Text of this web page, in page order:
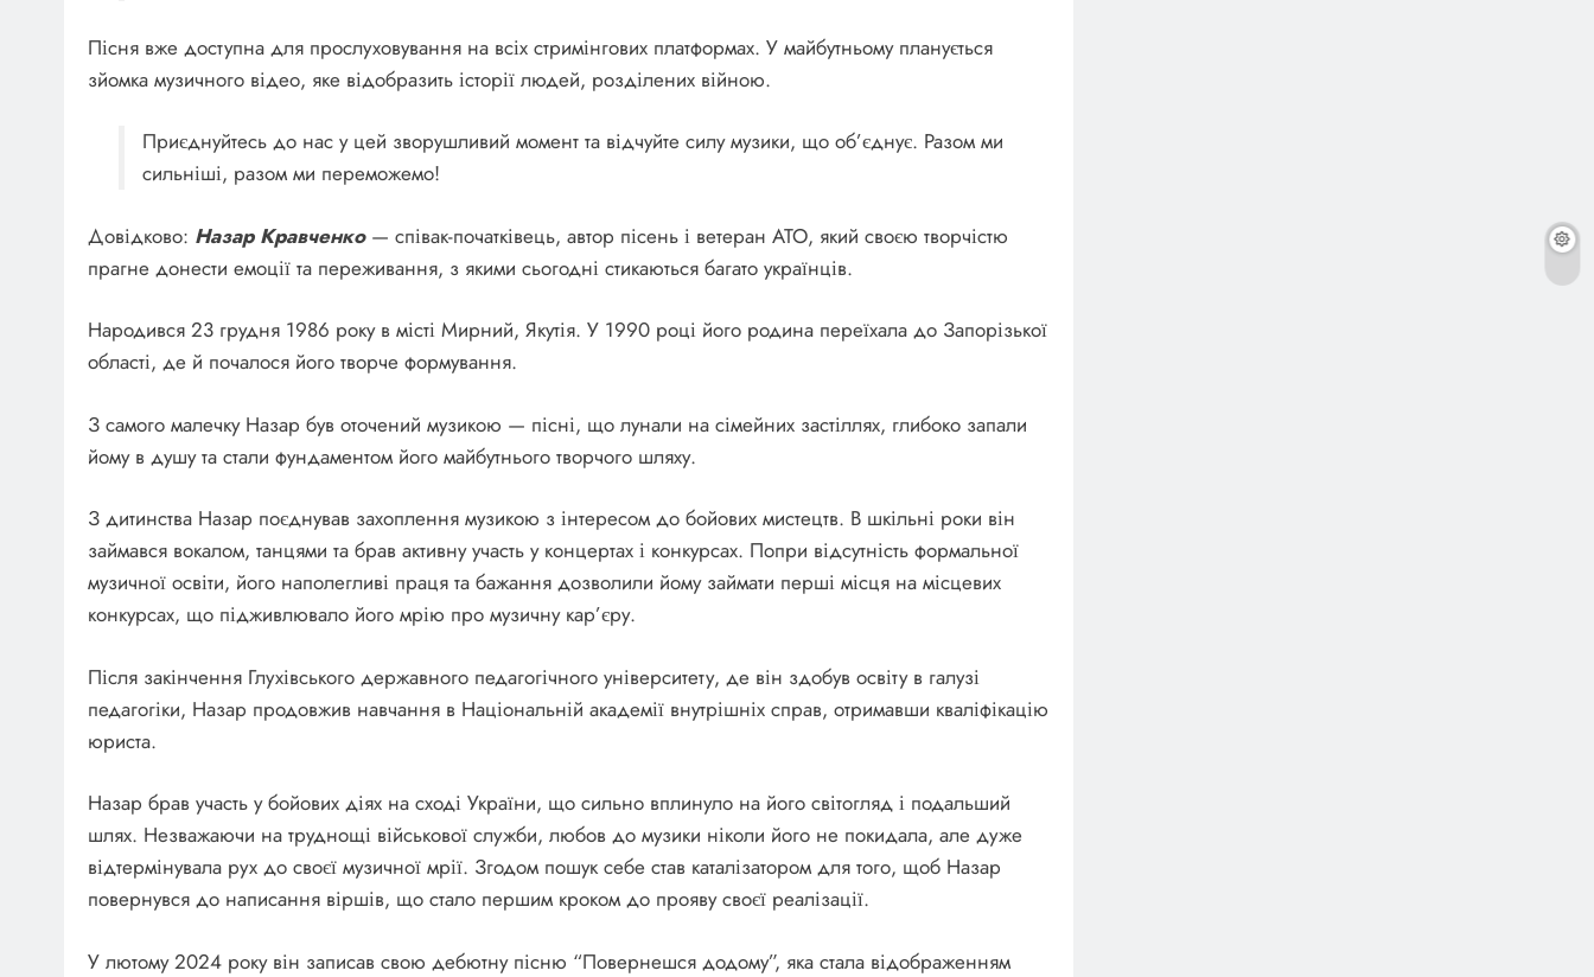
Пісня вже доступна для прослуховування на всіх стримінгових платформах. У майбутньому планується
зйомка музичного відео, яке відобразить історії людей, розділених війною.
Приєднуйтесь до нас у цей зворушливий момент та відчуйте силу музики, що об’єднує. Разом ми
сильніші, разом ми переможемо!
Довідково: Назар Кравченко— співак-початківець, автор пісень і ветеран АТО, який своєю творчістю
прагне донести емоції та переживання, з якими сьогодні стикаються багато українців.
Народився 23 грудня 1986 року в місті Мирний, Якутія. У 1990 році його родина переїхала до Запорізької
області, де й почалося його творче формування.
З самого малечку Назар був оточений музикою — пісні, що лунали на сімейних застіллях, глибоко запали
йому в душу та стали фундаментом його майбутнього творчого шляху.
З дитинства Назар поєднував захоплення музикою з інтересом до бойових мистецтв. В шкільні роки він
займався вокалом, танцями та брав активну участь у концертах і конкурсах. Попри відсутність формальної
музичної освіти, його наполегливі праця та бажання дозволили йому займати перші місця на місцевих
конкурсах, що підживлювало його мрію про музичну кар’єру.
Після закінчення Глухівського державного педагогічного університету, де він здобув освіту в галузі
педагогіки, Назар продовжив навчання в Національній академії внутрішніх справ, отримавши кваліфікацію
юриста.
Назар брав участь у бойових діях на сході України, що сильно вплинуло на його світогляд і подальший
шлях. Незважаючи на труднощі військової служби, любов до музики ніколи його не покидала, але дуже
відтермінувала рух до своєї музичної мрії. Згодом пошук себе став каталізатором для того, щоб Назар
повернувся до написання віршів, що стало першим кроком до прояву своєї реалізації.
У лютому 2024 року він записав свою дебютну пісню “Повернешся додому”, яка стала відображенням